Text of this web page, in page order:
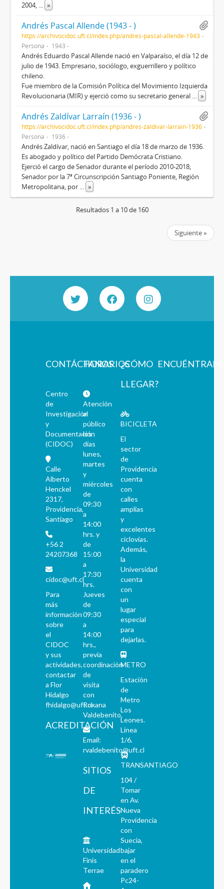
2004, ... »
Andrés Pascal Allende (1943 - )
https://archivocidoc.uft.cl/index.php/andres-pascal-allende-1943
Persona
1943 -
Andrés Eduardo Pascal Allende nació en Valparaíso, el día 12 de
julio de 1943.​ Empresario, sociólogo, exguerrillero y político
chileno.
Fue miembro de la Comisión Política del Movimiento Izquierda
Revolucionaria (MIR) y ejerció como su secretario general ... »
Andrés Zaldívar Larraín (1936 - )
https://archivocidoc.uft.cl/index.php/andres-zaldivar-larrain-1936
Persona
1936 -
Andrés Zaldívar, nació en Santiago el día 18 de marzo de 1936.
Es abogado y político del Partido Demócrata Cristiano.
Ejerció el cargo de Senador durante el período 2010-2018;
Senador por la 7ª Circunscripción Santiago Poniente, Región
Metropolitana, por ... »
Resultados 1 a 10 de 160
Siguiente »
CONTÁCTANOS
Centro
de
Investigación
y
Documentación
(CIDOC)
Calle
Alberto
Henckel
2317,
Providencia,
Santiago
+56 2
24207368
cidoc@uft.cl
Para
más
información
sobre
el
CIDOC
y sus
actividades,
contactar
a Flor
Hidalgo
fhidalgo@uft.cl
ACREDITACIÓN
HORARIOS
Atención
al
público
los
días
lunes,
martes
y
miércoles
de
09:30
a
14:00
hrs. y
de
15:00
a
17:30
hrs.
Jueves
de
09:30
a
14:00
hrs.,
previa
coordinación
de
visita
con
Roxana
Valdebenito.
Email:
rvaldebenito@uft.cl
SITIOS
DE
INTERÉS
Universidad
Finis
Terrae
¿CÓMO
LLEGAR?
BICICLETA
El
sector
de
Providencia
cuenta
con
calles
amplias
y
excelentes
ciclovías.
Además,
la
Universidad
cuenta
con
un
lugar
especial
para
dejarlas.
METRO
Estación
de
Metro
Los
Leones.
Línea
1/6.
TRANSANTIAGO
104 /
Tomar
en Av.
Nueva
Providencia
con
Suecia,
bajar
en el
paradero
Pc24-